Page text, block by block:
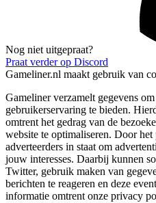
Nog niet uitgepraat?
Praat verder op Discord
Gameliner.nl maakt gebruik van
Gameliner verzamelt gegevens
gebruikerservaring te bieden.
omtrent het gedrag van de
website te optimaliseren. Door
adverteerders in staat om
jouw interesses. Daarbij kunnen
Twitter, gebruik maken van
berichten te reageren en deze
informatie omtrent onze privacy